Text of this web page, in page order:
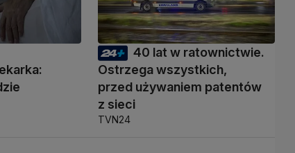
40 lat w ratownictwie.
Ostrzega wszystkich,
przed używaniem patentów
z sieci
TVN24